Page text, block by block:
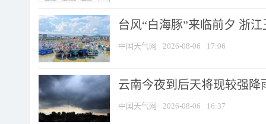
台风“白海豚”来临前夕 浙
中国天气网 2026-08-06 17:06
云南今夜到后天将现较强降
中国天气网 2026-08-06 16:37